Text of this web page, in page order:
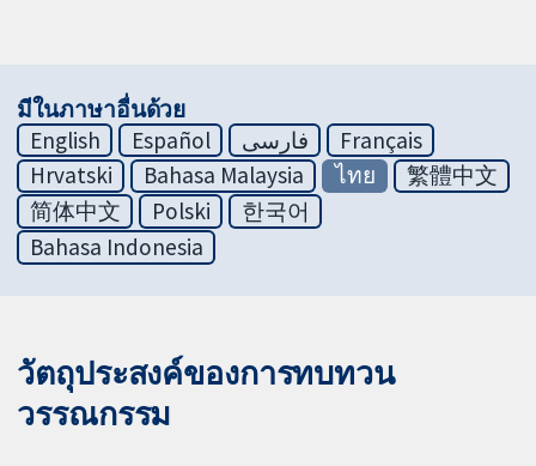
มีในภาษาอื่นด้วย
English
Español فارسی
Français
Hrvatski
Bahasa Malaysia ไทย
繁體中文
简体中文
Polski
한국어
Bahasa Indonesia
วัตถุประสงค์ของการทบทวน
วรรณกรรม